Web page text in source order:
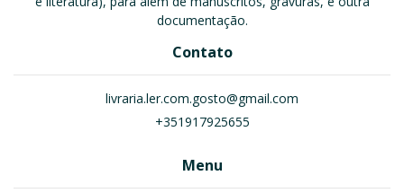
documentação.
Contato
livraria.ler.com.gosto@gmail.com
+351917925655
Menu